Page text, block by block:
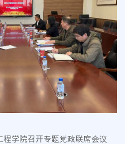
程学院召开专题党政联席会议